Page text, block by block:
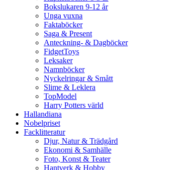
Bokslukaren 9-12 år
Unga vuxna
Faktaböcker
Saga & Present
Anteckning- & Dagböcker
FidgetToys
Leksaker
Namnböcker
Nyckelringar & Smått
Slime & Leklera
TopModel
Harry Potters värld
Hallandiana
Nobelpriset
Facklitteratur
Djur, Natur & Trädgård
Ekonomi & Samhälle
Foto, Konst & Teater
Hantverk & Hobby